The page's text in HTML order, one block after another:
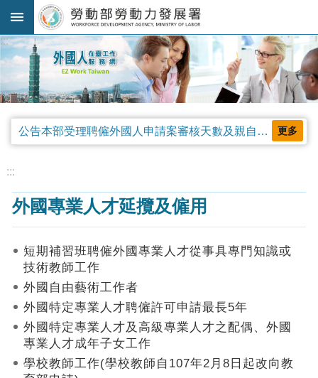
跳到主要內容區塊
進
階
搜
尋
規
公
告
及
釋
查
作
:::
公告本部受理聘僱外國人申請案審核天數及親自領件相關事項，並自中華民國115年4月13日生效。 更多
:::
外國專業人才延攬及僱用
短期補習班聘僱外國專業人才從事具專門知識或
技術教師工作
外國自由藝術工作者
外國特定專業人才聘僱許可申請最長5年
外國特定專業人才及高級專業人才之配偶、外國
專業人才成年子女工作
學校教師工作(學校教師自107年2月8日起改向教